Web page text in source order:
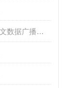
便携式卫星气象水文数据广播接收设备